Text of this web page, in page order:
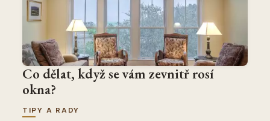
Co dělat, když se vám zevnitř rosí
okna?
TIPY A RADY